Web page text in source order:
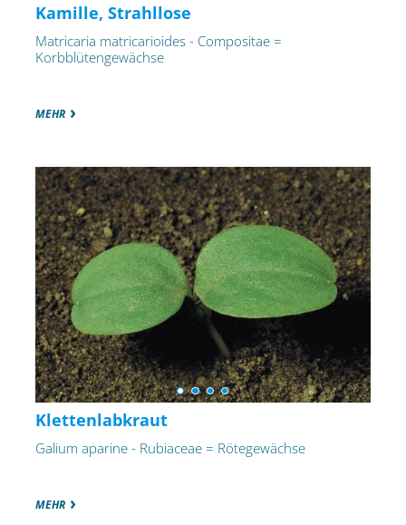
Kamille, Strahllose
Matricaria matricarioides - Compositae =
Korbblütengewächse
MEHR
Klettenlabkraut
Galium aparine - Rubiaceae = Rötegewächse
MEHR